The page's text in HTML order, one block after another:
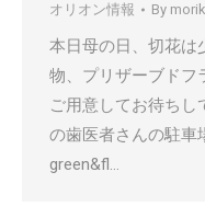
オリオン情報 By
本日母の日、切花は
物、プリザーブドフ
ご用意してお待ち
の歯医者さんの駐車
green&fl…